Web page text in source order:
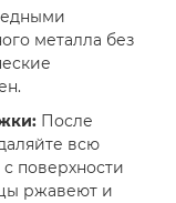
металла без
После
всю
поверхности
ржавеют и